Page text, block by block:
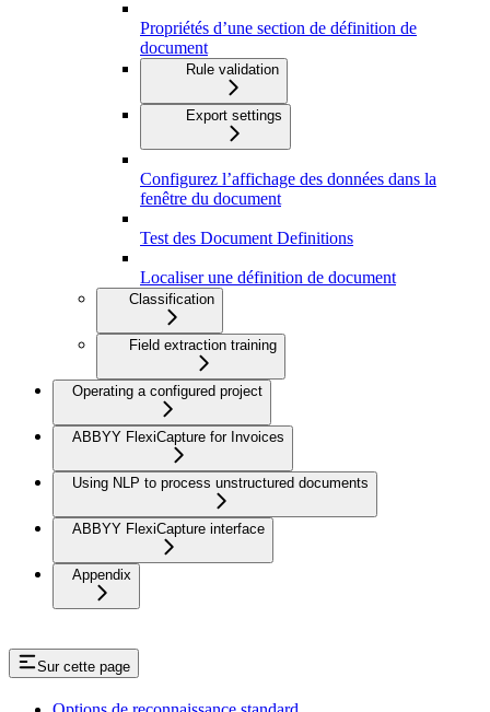
Propriétés d’une section de définition de
document
Rule validation
Export settings
Configurez l’affichage des données dans la
fenêtre du document
Test des Document Definitions
Localiser une définition de document
Classification
Field extraction training
Operating a configured project
ABBYY FlexiCapture for Invoices
Using NLP to process unstructured documents
ABBYY FlexiCapture interface
Appendix
Sur cette page